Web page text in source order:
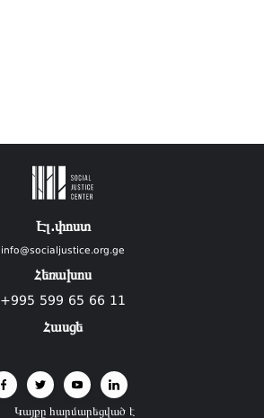
Էլ.փոստ
info@socialjustice.org.ge
Հեռախոս
+995 599 65 66 11
Հասցե
Կայքը հարմարեցված է